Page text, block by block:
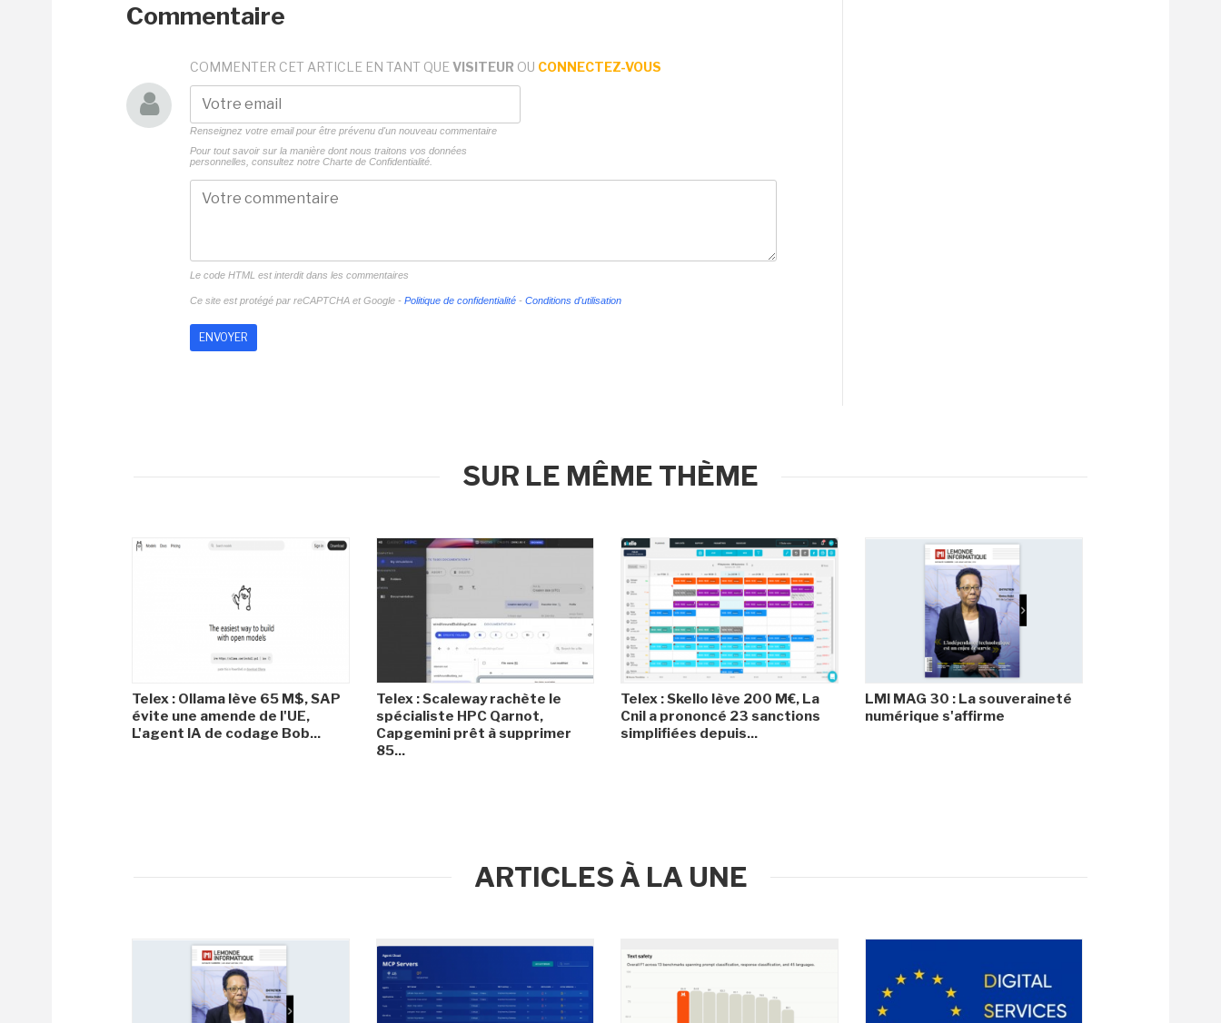
Commentaire
COMMENTER CET ARTICLE EN TANT QUE VISITEUR OU CONNECTEZ-VOUS
Renseignez votre email pour être prévenu d'un nouveau commentaire
Pour tout savoir sur la manière dont nous traitons vos données
personnelles, consultez notre Charte de Confidentialité.
Le code HTML est interdit dans les commentaires
Ce site est protégé par reCAPTCHA et Google - Politique de confidentialité - Conditions d'utilisation
SUR LE MÊME THÈME
Telex : Ollama lève 65 M$, SAP
évite une amende de l'UE,
L'agent IA de codage Bob...
Telex : Scaleway rachète le
spécialiste HPC Qarnot,
Capgemini prêt à supprimer
85...
Telex : Skello lève 200 M€, La
Cnil a prononcé 23 sanctions
simplifiées depuis...
LMI MAG 30 : La souveraineté
numérique s'affirme
ARTICLES À LA UNE